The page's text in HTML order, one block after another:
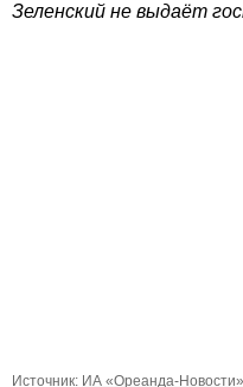
Зеленский не выдаёт
Источник: ИА «Ореанда-Новости»